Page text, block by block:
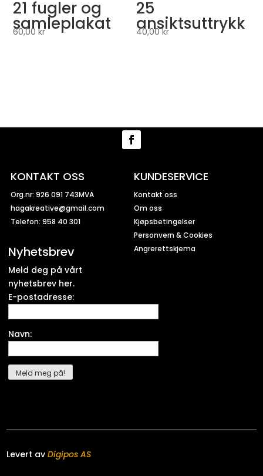
21 fugler og
samleplakat
60,00kr
25
ansiktsuttrykk
40,00kr
KONTAKT OSS
Org.nr: 926 091 743MVA
hagakreative@gmail.com
Telefon: 958 40 301
Nyhetsbrev
Meld deg på vårt
nyhetsbrev her.
E-postadresse:
Navn:
KUNDESERVICE
Kontakt oss
Om oss
Kjøpsbetingelser
Personvern & Cookies
Angrerettskjema
Levert avDigipos AS